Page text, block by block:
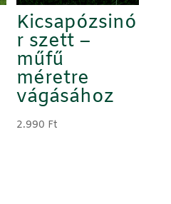
Kicsapózsinó
r szett –
műfű
méretre
vágásához
2.990 Ft